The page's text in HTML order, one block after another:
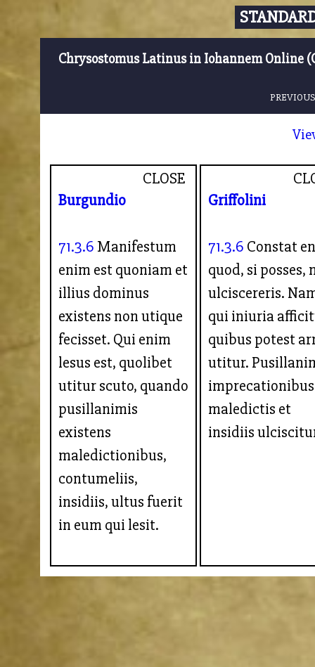
Chrysostomus Latinus in Iohannem Online
CLOSE
Burgundio
71.3.6 Manifestum
enim est quoniam et
illius dominus
existens non utique
fecisset. Qui enim
lesus est, quolibet
utitur scuto, quando
pusillanimis
existens
maledictionibus,
contumeliis,
insidiis, ultus fuerit
in eum qui lesit.
Griffolini
71.3.6 Constat
quod, si posses,
ulciscereris.
qui iniuria
quibus potest
utitur.
maledictis et
insidiis